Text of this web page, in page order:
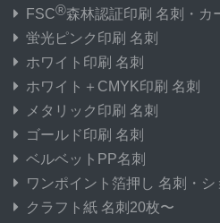
FSC®森林認証印刷 名刺・カ
蛍光ピンク印刷 名刺
ホワイト印刷 名刺
ホワイト＋CMYK印刷 名刺
メタリック印刷 名刺
ゴールド印刷 名刺
ベルベットPP名刺
ワンポイント箔押し 名刺・シ
クラフト紙 名刺20枚〜